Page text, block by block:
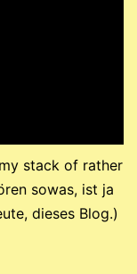
stack of rather
sowas, ist ja
dieses Blog.)